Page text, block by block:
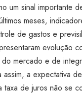
um sinal importante
meses,
de gastos e
evolução
mercado e de
a expectativa
taxa de juros não se